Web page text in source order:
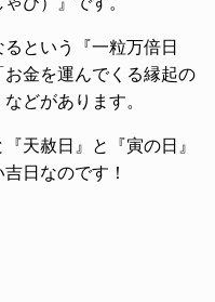
という『一粒万倍日
お金を運んでくる縁起の
どがあります。
天赦日』と『寅の日』
日なのです！